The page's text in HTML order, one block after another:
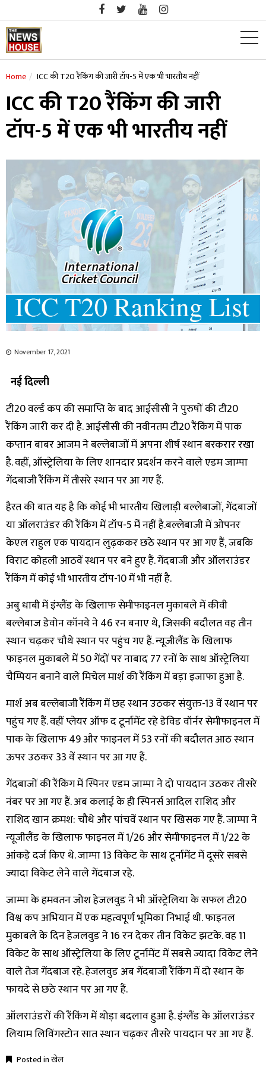
content
Home ICC की T20 रैंकिंग की जारी टॉप-5 में एक भी भारतीय नहीं
ICC की T20 रैंकिंग की जारी
टॉप-5 में एक भी भारतीय नहीं
November 17, 2021
नई दिल्ली
टी20 वर्ल्ड कप की समाप्ति के बाद आईसीसी ने पुरुषों की टी20
रैंकिंग जारी कर दी है. आईसीसी की नवीनतम टी20 रैंकिंग में पाक
कप्तान बाबर आजम ने बल्लेबाजों में अपना शीर्ष स्थान बरकरार रखा
है. वहीं, ऑस्ट्रेलिया के लिए शानदार प्रदर्शन करने वाले एडम जाम्पा
गेंदबाजी रैंकिंग में तीसरे स्थान पर आ गए हैं.
हैरत की बात यह है कि कोई भी भारतीय खिलाड़ी बल्लेबाजों, गेंदबाजों
या ऑलराउंडर की रैंकिंग में टॉप-5 मेंं नहीं है.बल्लेबाजी में ओपनर
केएल राहुल एक पायदान लुढ़ककर छठे स्थान पर आ गए हैं, जबकि
विराट कोहली आठवें स्थान पर बने हुए हैं. गेंदबाजी और ऑलराउंडर
रैंकिंग में कोई भी भारतीय टॉप-10 में भी नहीं है.
अबु धाबी में इंग्लैंड के खिलाफ सेमीफाइनल मुकाबले में कीवी
बल्लेबाज डेवोन कॉनवे ने 46 रन बनाए थे, जिसकी बदौलत वह तीन
स्थान चढ़कर चौथे स्थान पर पहुंच गए हैं. न्यूजीलैंड के खिलाफ
फाइनल मुकाबले में 50 गेंदों पर नाबाद 77 रनों के साथ ऑस्ट्रेलिया
चैम्पियन बनाने वाले मिचेल मार्श की रैंकिंग में बड़ा इजाफा हुआ है.
मार्श अब बल्लेबाजी रैंकिंग में छह स्थान उठकर संयुक्त-13 वें स्थान पर
पहुंच गए हैं. वहीं प्लेयर ऑफ द टूर्नामेंट रहे डेविड वॉर्नर सेमीफाइनल में
पाक के खिलाफ 49 और फाइनल में 53 रनों की बदौलत आठ स्थान
ऊपर उठकर 33 वें स्थान पर आ गए हैं.
गेंदबाजों की रैंकिंग में स्पिनर एडम जाम्पा ने दो पायदान उठकर तीसरे
नंबर पर आ गए हैं. अब कलाई के ही स्पिनर्स आदिल राशिद और
राशिद खान क्रमश: चौथे और पांचवें स्थान पर खिसक गए हैं. जाम्पा ने
न्यूजीलैंड के खिलाफ फाइनल में 1/26 और सेमीफाइनल में 1/22 के
आंकड़े दर्ज किए थे. जाम्पा 13 विकेट के साथ टूर्नामेंट में दूसरे सबसे
ज्यादा विकेट लेने वाले गेंदबाज रहे.
जाम्पा के हमवतन जोश हेजलवुड ने भी ऑस्ट्रेलिया के सफल टी20
विश्व कप अभियान में एक महत्वपूर्ण भूमिका निभाई थी. फाइनल
मुकाबले के दिन हेजलवुड ने 16 रन देकर तीन विकेट झटके. वह 11
विकेट के साथ ऑस्ट्रेलिया के लिए टूर्नामेंट में सबसे ज्यादा विकेट लेने
वाले तेज गेंदबाज रहे. हेजलवुड अब गेंदबाजी रैंकिंग में दो स्थान के
फायदे से छठे स्थान पर आ गए हैं.
ऑलराउंडरों की रैंकिंग में थोड़ा बदलाव हुआ है. इंग्लैंड के ऑलराउंडर
लियाम लिविंगस्टोन सात स्थान चढ़कर तीसरे पायदान पर आ गए हैं.
Posted inखेल